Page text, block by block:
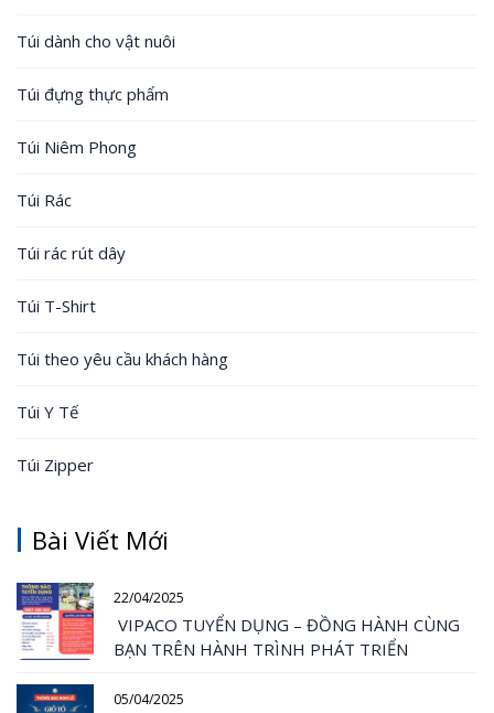
Túi dành cho vật nuôi
Túi đựng thực phẩm
Túi Niêm Phong
Túi Rác
Túi rác rút dây
Túi T-Shirt
Túi theo yêu cầu khách hàng
Túi Y Tế
Túi Zipper
Bài Viết Mới
22/04/2025
VIPACO TUYỂN DỤNG – ĐỒNG HÀNH CÙNG
BẠN TRÊN HÀNH TRÌNH PHÁT TRIỂN
05/04/2025